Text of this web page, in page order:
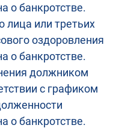
о банкротстве.
лица или третьих
оздоровления
о банкротстве.
должником
с графиком
о банкротстве.